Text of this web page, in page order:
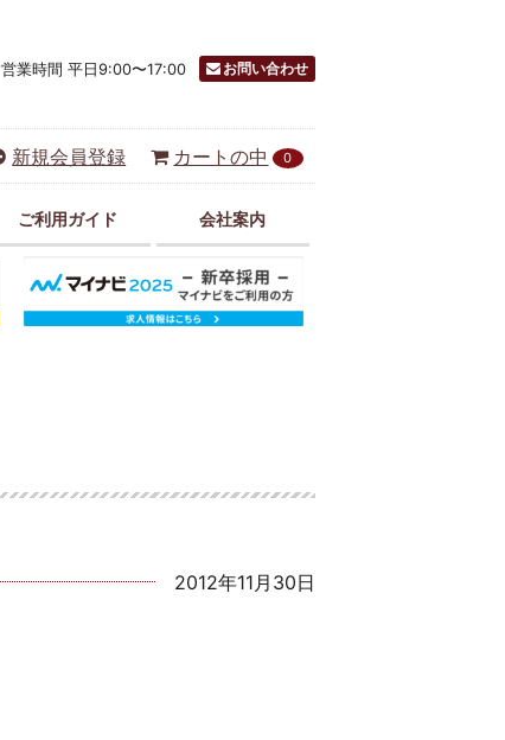
営業時間 平日9:00〜17:00 お問い合わせ
新規会員登録 カートの中 0
ご利用ガイド 会社案内
2012年11月30日